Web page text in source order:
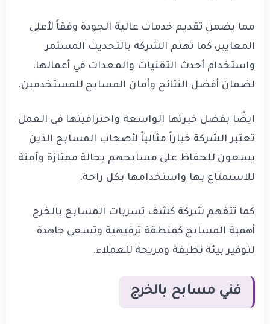
مما يضمن تقديم خدمات عالية الجودة وفقاً لأعلى
المعايير، كما تهتم الشركة بالتحديث المستمر
واستخدام أحدث التقنيات والمعدات في أعمالها،
لضمان أفضل النتائج وأمان المسابح للمستخدمين.
ايضًا بفضل خبرتها الواسعة واحترافيتها في العمل
تعتبر الشركة خياراً مثالياً لأصحاب المسابح الذين
يسعون للحفاظ على مسابحهم بحالة ممتازة وآمنة
للاستمتاع بها واستخدامها بكل راحة.
كما تتفهم شركة كشف تسربات المسابح بالخرج
أهمية المسابح كمنطقة ترفيهية وتسعى جاهدة
لتوفير بيئة نظيفة ومريحة للعملاء.
فني مسابح بالخرج